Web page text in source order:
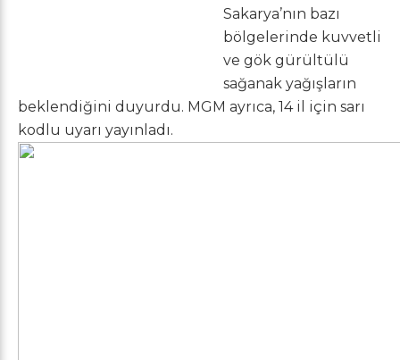
Sakarya’nın bazı
bölgelerinde kuvvetli
ve gök gürültülü
sağanak yağışların
beklendiğini duyurdu. MGM ayrıca, 14 il için sarı
kodlu uyarı yayınladı.